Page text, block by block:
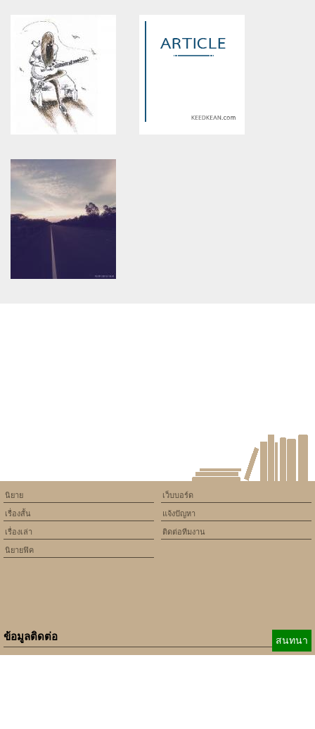
: Use of undefined
constant article_topic -
assumed 'article_topic' (this
will throw an Error in a future
version of PHP) in
/home/keedkean/domains/keedkean.com/public_html/include/article/
on line534
ฉันรักนายผู้ชาย2
assumed 'article_topic' (this
will throw an Error in a future
Warning: Use of undefined
constant article_topic -
assumed 'article_topic' (this
will throw an Error in a future
version of PHP) in
/home/keedkean/domains/keedkean.com/public_html/include/article/
on line
เว็บบอร์ด
แจ้งปัญหา
ติดต่อทีมงาน
นิยาย
เรื่องสั้น
เรื่องเล่า
นิยายฟิค
ข้อมูลติดต่อ สนทนา